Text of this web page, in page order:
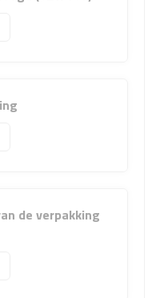
de verpakking